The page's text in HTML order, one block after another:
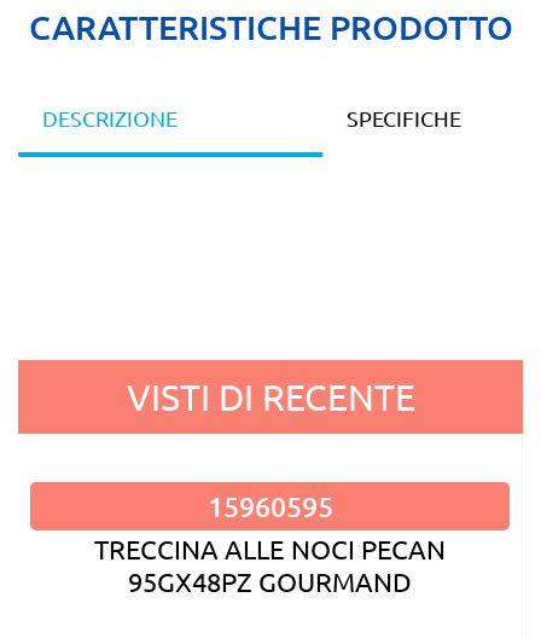
CARATTERISTICHE PRODOTTO
DESCRIZIONE SPECIFICHE
VISTI DI RECENTE
15960595
TRECCINA ALLE NOCI PECAN
95GX48PZ GOURMAND